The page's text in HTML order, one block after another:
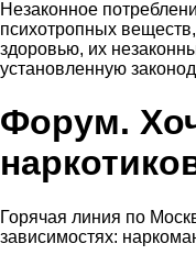
Незаконное
психотропных
здоровью, их
установленную
Регистрация
Форум.
Горячая линия по
зависимостях: